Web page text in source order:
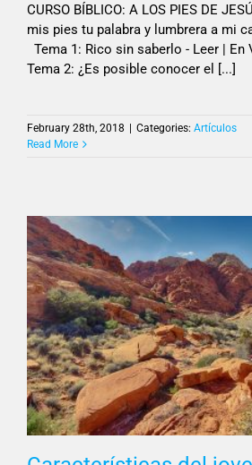
CURSO BÍBLICO: A LOS PIES DE
mis pies tu palabra y lumbrera a mi
Tema 1: Rico sin saberlo - Leer | En
Tema 2: ¿Es posible conocer el [...]
February 28th, 2018 | Categories: Artículos
Read More